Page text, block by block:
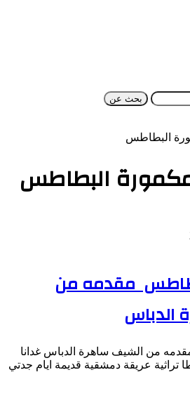
بحث عن
البطاطس
البطاطس
مقدمه من
الدباس
من الشيف ساهرة الدباس غدانا
تراثية عريقة دمشقية قديمة ايام جدتي